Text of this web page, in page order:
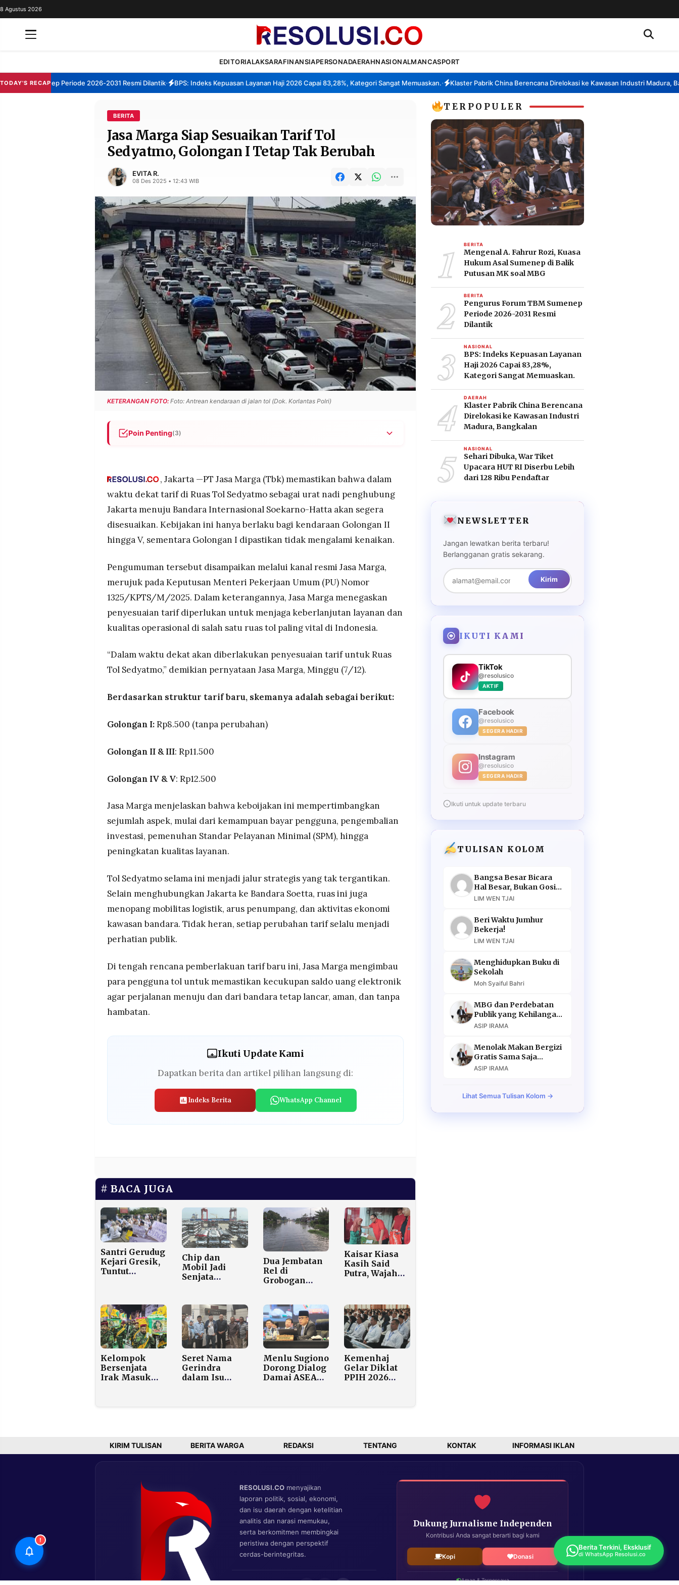
REDAKSI
WARGA
TULISAN
8 Agustus 2026
EDITORIALAKSARAFINANSIAPERSONADAERAHNASIONALMANCASPORT
TODAY'S RECAP
Sumenep Periode 2026-2031 Resmi Dilantik• BPS: Indeks Kepuasan Layanan Haji 2026 Capai 83,28%, Kategori Sangat Memuaskan.• Klaster Pabrik China Berencana Direlokasi ke Kawasan Industri Madura,
BERITA
Jasa Marga Siap Sesuaikan Tarif Tol
Sedyatmo, Golongan I Tetap Tak Berubah
EVITA R.
08 Des 2025 • 12:43 WIB
KETERANGAN FOTO: Foto: Antrean kendaraan di jalan tol (Dok. Korlantas Polri)
Poin Penting(3)
Tarif baru ditetapkan Rp11.500 untuk Golongan II–III dan Rp12.500 untuk
dan peningkatan kualitas layanan.
Tol Sedyatmo sebagai akses utama ke Bandara Soetta tetap menjadi jalur vital
logistik dan penumpang; pengguna diimbau memastikan saldo uang elektronik
sebelum melintas.
, Jakarta —PT Jasa Marga (Tbk) memastikan bahwa dalam
waktu dekat tarif di Ruas Tol Sedyatmo sebagai urat nadi penghubung
Jakarta menuju Bandara Internasional Soekarno-Hatta akan segera
disesuaikan. Kebijakan ini hanya berlaku bagi kendaraan Golongan II
hingga V, sementara Golongan I dipastikan tidak mengalami kenaikan.
Pengumuman tersebut disampaikan melalui kanal resmi Jasa Marga,
merujuk pada Keputusan Menteri Pekerjaan Umum (PU) Nomor
1325/KPTS/M/2025. Dalam keterangannya, Jasa Marga menegaskan
penyesuaian tarif diperlukan untuk menjaga keberlanjutan layanan dan
kualitas operasional di salah satu ruas tol paling vital di Indonesia.
“Dalam waktu dekat akan diberlakukan penyesuaian tarif untuk Ruas
Tol Sedyatmo,” demikian pernyataan Jasa Marga, Minggu (7/12).
Berdasarkan struktur tarif baru, skemanya adalah sebagai berikut:
Golongan I:Rp8.500 (tanpa perubahan)
Golongan II & III: Rp11.500
Golongan IV & V: Rp12.500
Jasa Marga menjelaskan bahwa keboijakan ini mempertimbangkan
sejumlah aspek, mulai dari kemampuan bayar pengguna, pengembalian
investasi, pemenuhan Standar Pelayanan Minimal (SPM), hingga
peningkatan kualitas layanan.
Tol Sedyatmo selama ini menjadi jalur strategis yang tak tergantikan.
Selain menghubungkan Jakarta ke Bandara Soetta, ruas ini juga
menopang mobilitas logistik, arus penumpang, dan aktivitas ekonomi
kawasan bandara. Tidak heran, setiap perubahan tarif selalu menjadi
perhatian publik.
Di tengah rencana pemberlakuan tarif baru ini, Jasa Marga mengimbau
para pengguna tol untuk memastikan kecukupan saldo uang elektronik
agar perjalanan menuju dan dari bandara tetap lancar, aman, dan tanpa
hambatan.
Ikuti Update Kami
Dapatkan berita dan artikel pilihan langsung di:
Indeks Berita WhatsApp Channel
BACA JUGA
Santri Gerudug
Kejari Gresik,
Tuntut
Korupsi
Chip dan
Mobil Jadi
Senjata
Tertinggi
Sejak 2022,
China
Penyumbang
Terbesarnya
Dua Jembatan
Rel di
Grobogan
Alihkan Tiga
Rute Kereta
Kaisar Kiasa
Kasih Said
Putra, Wajah
Kelas di
Struktur Jateng
Kelompok
Bersenjata
Irak Masuk
Darat AS
Seret Nama
Gerindra
dalam Isu
Menlu Sugiono
Dorong Dialog
Damai ASEAN
Kemenhaj
Gelar Diklat
PPIH 2026
TERPOPULER
1 BERITA
Mengenal A. Fahrur Rozi, Kuasa
Hukum Asal Sumenep di Balik
Putusan MK soal MBG
2 BERITA
Pengurus Forum TBM Sumenep
Periode 2026-2031 Resmi
Dilantik
3 NASIONAL
BPS: Indeks Kepuasan Layanan
Haji 2026 Capai 83,28%,
Kategori Sangat Memuaskan.
4 DAERAH
Klaster Pabrik China Berencana
Direlokasi ke Kawasan Industri
Madura, Bangkalan
5 NASIONAL
Sehari Dibuka, War Tiket
Upacara HUT RI Diserbu Lebih
dari 128 Ribu Pendaftar
NEWSLETTER
Jangan lewatkan berita terbaru!
Berlangganan gratis sekarang.
Kirim
IKUTI KAMI
TikTok
@resolusico
AKTIF
Facebook
@resolusico
SEGERA HADIR
Instagram
@resolusico
SEGERA HADIR
Ikuti untuk update terbaru
TULISAN KOLOM
Bangsa Besar Bicara
Hal Besar, Bukan Gosip
Murahan
LIM WEN TJAI
Beri Waktu Jumhur
Bekerja!
LIM WEN TJAI
Menghidupkan Buku di
Sekolah
Moh Syaiful Bahri
MBG dan Perdebatan
Publik yang Kehilangan
Argumen
ASIP IRAMA
Menolak Makan Bergizi
Gratis Sama Saja
Menolak Masa Depan
ASIP IRAMA
Lihat Semua Tulisan Kolom →
KIRIM TULISAN BERITA WARGA REDAKSI TENTANG KONTAK INFORMASI IKLAN
RESOLUSI.CO menyajikan
laporan politik, sosial, ekonomi,
dan isu daerah dengan ketelitian
analitis dan narasi memukau,
serta berkomitmen membingkai
peristiwa dengan perspektif
cerdas-berintegritas.
Dukung Jurnalisme Independen
Kontribusi Anda sangat berarti bagi kami
Kopi Donasi
Aman & Terpercaya
!
Berita Terkini, Eksklusif
di WhatsApp Resolusi.co